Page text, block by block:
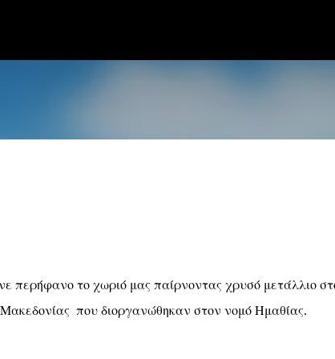
περήφανο το χωριό μας παίρνοντας χρυσό μετάλλιο
που διοργανώθηκαν στον νομό Ημαθίας.